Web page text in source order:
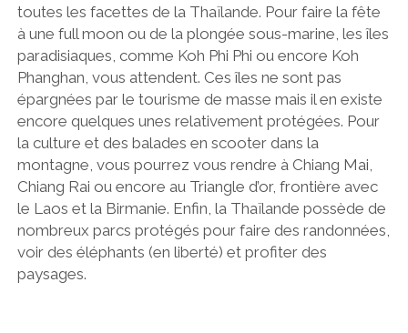
toutes les facettes de la Thaïlande. Pour faire la fête
à une full moon ou de la plongée sous-marine, les îles
paradisiaques, comme Koh Phi Phi ou encore Koh
Phanghan, vous attendent. Ces îles ne sont pas
épargnées par le tourisme de masse mais il en existe
encore quelques unes relativement protégées. Pour
la culture et des balades en scooter dans la
montagne, vous pourrez vous rendre à Chiang Mai,
Chiang Rai ou encore au Triangle d’or, frontière avec
le Laos et la Birmanie. Enfin, la Thaïlande possède de
nombreux parcs protégés pour faire des randonnées,
voir des éléphants (en liberté) et profiter des
paysages.